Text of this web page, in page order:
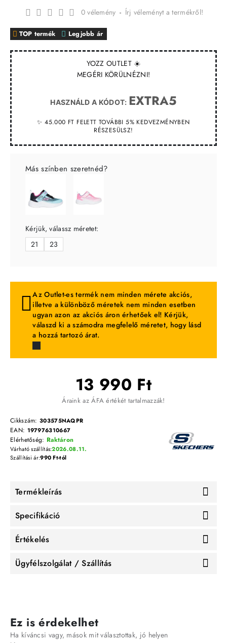
YOZZ OUTLET ☀️
MEGÉRI KÖRÜLNÉZNI!
HASZNÁLD A KÓDOT: EXTRA5
✨ 45.000 FT FELETT TOVÁBBI 5% KEDVEZMÉNYBEN
RÉSZESÜLSZ!
TOP termék Legjobb ár
0 vélemény - Írj véleményt a termékről!
13 990 Ft
Áraink az ÁFA értékét tartalmazzák!
Cikkszám: 303575NAQPR
EAN: 197976310667
Elérhetőség: Raktáron
Várható szállítás:2026.08.11.
Szállítási ár:990 Ft-tól
Más színben szeretnéd?
Kérjük, válassz méretet:
21
23
Az Outlet-es termék nem minden mérete akciós,
illetve a különböző méretek nem minden esetben
ugyan azon az akciós áron érhetőek el! Kérjük,
válaszd ki a számodra megfelelő méretet, hogy lásd
a hozzá tartozó árat.
Termékleírás
Specifikáció
Értékelés
Ügyfélszolgálat / Szállítás
Ez is érdekelhet
Ha kíváncsi vagy, mások mit választottak, jó helyen